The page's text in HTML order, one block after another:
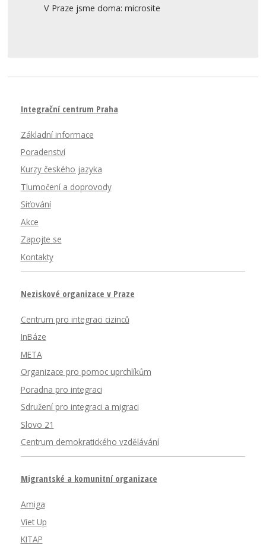
V Praze jsme doma: microsite
Integrační centrum Praha
Základní informace
Poradenství
Kurzy českého jazyka
Tlumočení a doprovody
Síťování
Akce
Zapojte se
Kontakty
Neziskové organizace v Praze
Centrum pro integraci cizinců
InBáze
META
Organizace pro pomoc uprchlíkům
Poradna pro integraci
Sdružení pro integraci a migraci
Slovo 21
Centrum demokratického vzdělávání
Migrantské a komunitní organizace
Amiga
Viet Up
KITAP